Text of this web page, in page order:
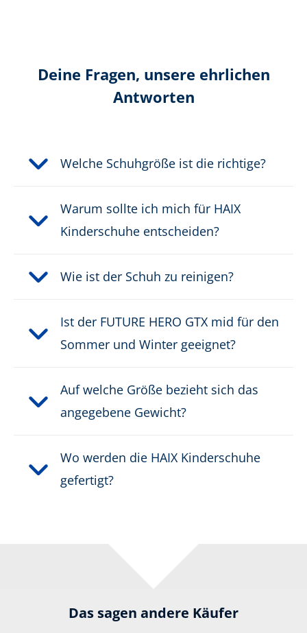
Produktlinie: Future Hero
TEX®
Deine Fragen, unsere ehrlichen
Antworten
Welche Schuhgröße ist die richtige?
Warum sollte ich mich für HAIX
Kinderschuhe entscheiden?
Wie ist der Schuh zu reinigen?
Ist der FUTURE HERO GTX mid für den
Sommer und Winter geeignet?
Auf welche Größe bezieht sich das
angegebene Gewicht?
Wo werden die HAIX Kinderschuhe
gefertigt?
Das sagen andere Käufer